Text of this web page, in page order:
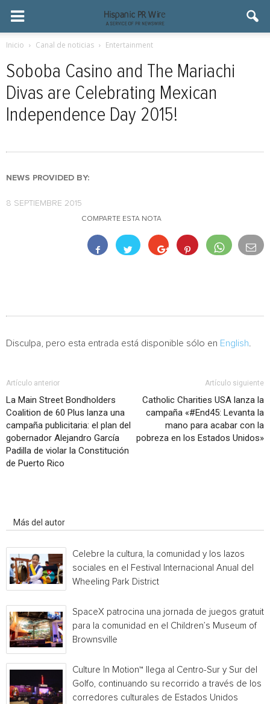
Inicio Canal de noticias Entertainment
Soboba Casino and The Mariachi
Divas are Celebrating Mexican
Independence Day 2015!
NEWS PROVIDED BY:
8 SEPTIEMBRE 2015
COMPARTE ESTA NOTA
Disculpa, pero esta entrada está disponible sólo en English
Artículo anterior
La Main Street Bondholders
Coalition de 60 Plus lanza una
campaña publicitaria: el plan del
gobernador Alejandro García
Padilla de violar la Constitución
de Puerto Rico
Artículo siguiente
Catholic Charities USA lanza la
campaña «#End45: Levanta la
mano para acabar con la
pobreza en los Estados Unidos»
Más del autor
Celebre la cultura, la comunidad y los lazos
sociales en el Festival Internacional Anual del
Wheeling Park District
SpaceX patrocina una jornada de juegos gratuita
para la comunidad en el Children’s Museum of
Brownsville
Culture In Motion™ llega al Centro-Sur y Sur del
Golfo, continuando su recorrido a través de los
corredores culturales de Estados Unidos